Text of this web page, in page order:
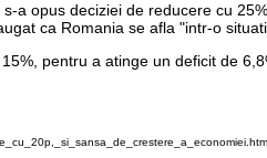
opus deciziei de reducere cu
ca Romania se afla "intr-o
pentru a atinge un deficit de